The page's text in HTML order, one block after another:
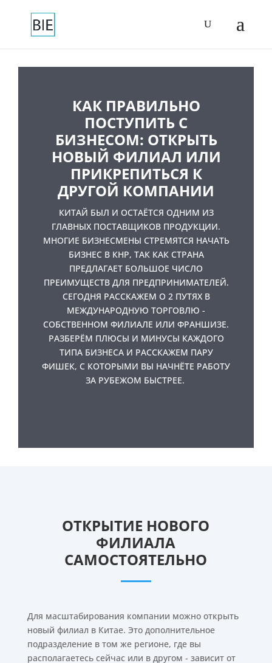
КАК ПРАВИЛЬНО
ПОСТУПИТЬ С
БИЗНЕСОМ: ОТКРЫТЬ
НОВЫЙ ФИЛИАЛ ИЛИ
ПРИКРЕПИТЬСЯ К
ДРУГОЙ КОМПАНИИ
КИТАЙ БЫЛ И ОСТАЁТСЯ ОДНИМ ИЗ
ГЛАВНЫХ ПОСТАВЩИКОВ ПРОДУКЦИИ.
МНОГИЕ БИЗНЕСМЕНЫ СТРЕМЯТСЯ НАЧАТЬ
БИЗНЕС В КНР, ТАК КАК СТРАНА
ПРЕДЛАГАЕТ БОЛЬШОЕ ЧИСЛО
ПРЕИМУЩЕСТВ ДЛЯ ПРЕДПРИНИМАТЕЛЕЙ.
СЕГОДНЯ РАССКАЖЕМ О 2 ПУТЯХ В
МЕЖДУНАРОДНУЮ ТОРГОВЛЮ -
СОБСТВЕННОМ ФИЛИАЛЕ ИЛИ ФРАНШИЗЕ.
РАЗБЕРЁМ ПЛЮСЫ И МИНУСЫ КАЖДОГО
ТИПА БИЗНЕСА И РАССКАЖЕМ ПАРУ
ФИШЕК, С КОТОРЫМИ ВЫ НАЧНЁТЕ РАБОТУ
ЗА РУБЕЖОМ БЫСТРЕЕ.
ОТКРЫТИЕ НОВОГО
ФИЛИАЛА
САМОСТОЯТЕЛЬНО
Для масштабирования компании можно открыть
новый филиал в Китае. Это дополнительное
подразделение в том же регионе, где вы
располагаетесь сейчас или в другом - зависит от